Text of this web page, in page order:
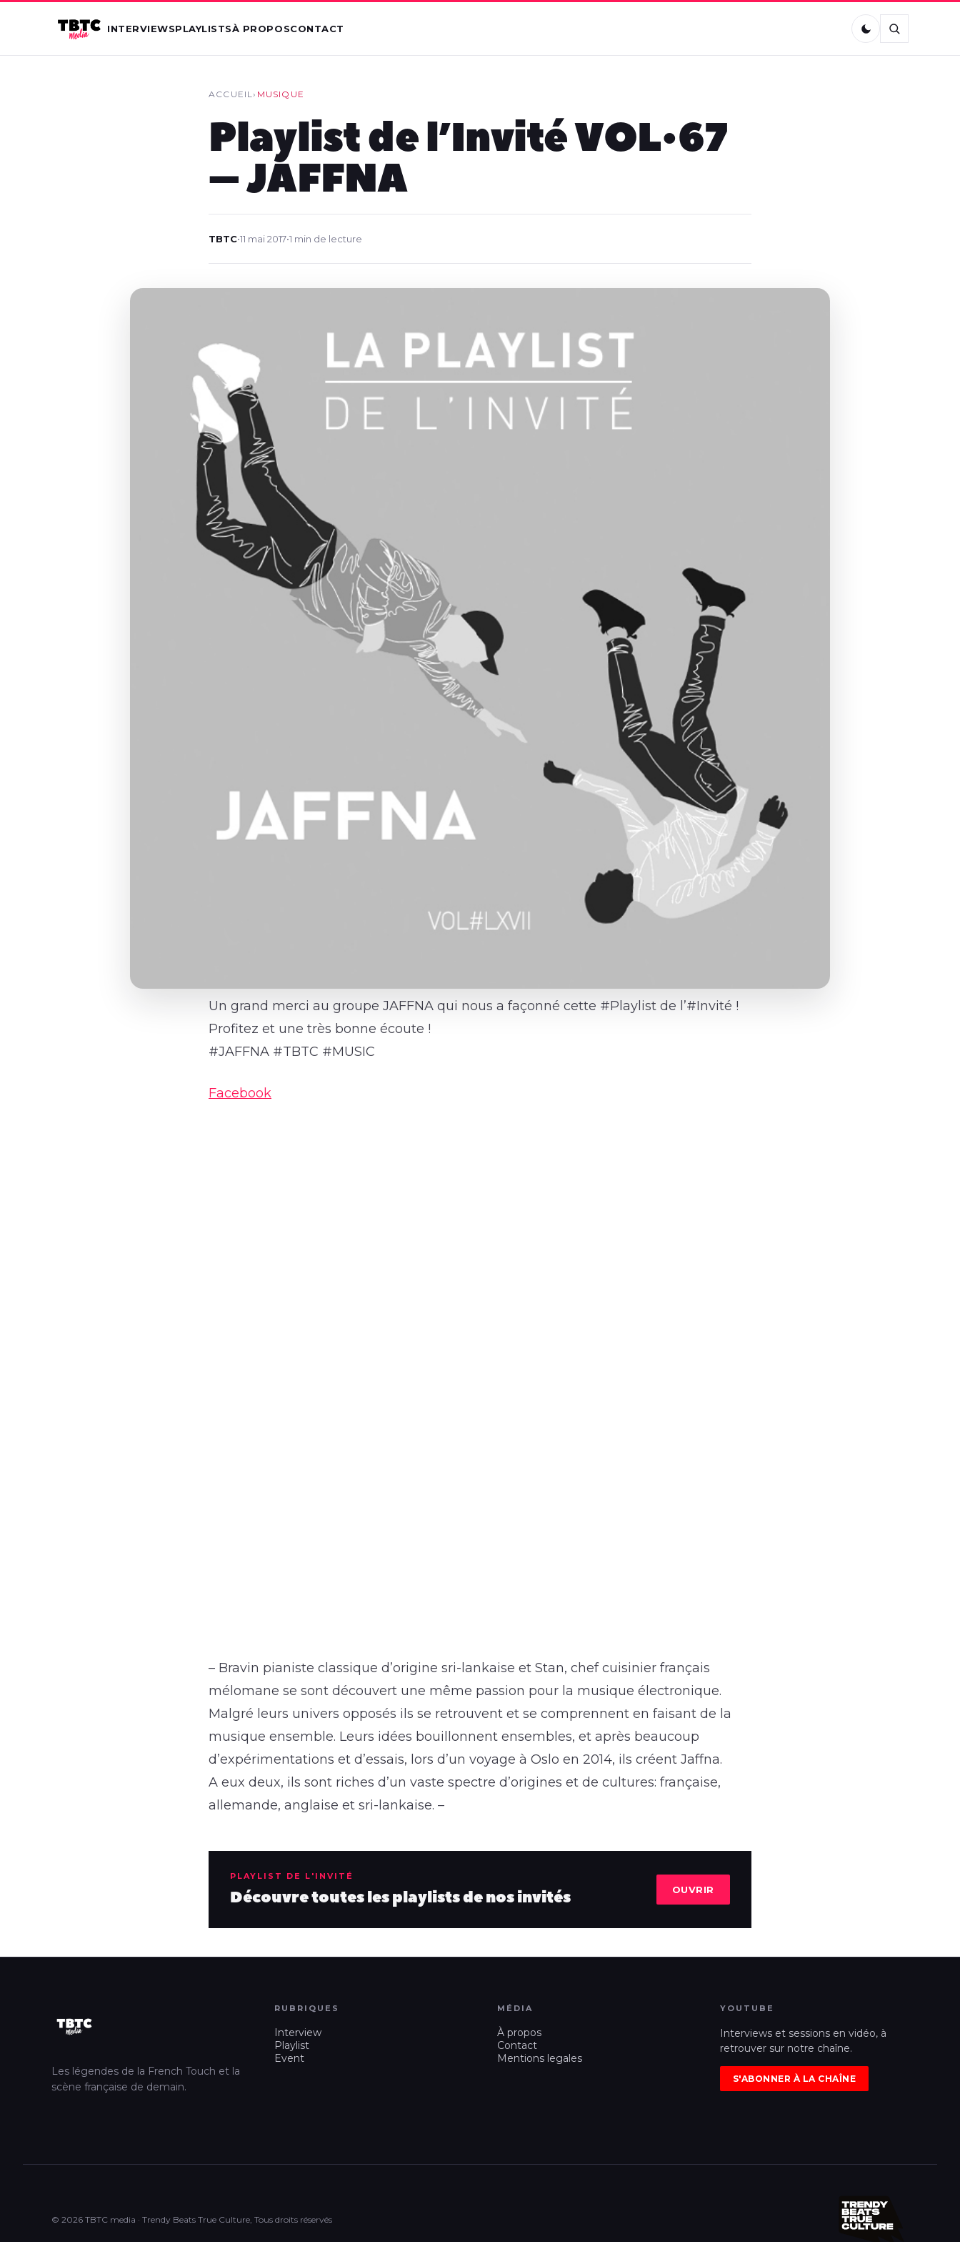
INTERVIEWSPLAYLISTSÀ PROPOSCONTACT
ACCUEIL› MUSIQUE
Playlist de l’Invité VOL•67
– JAFFNA
TBTC•11 mai 2017•1 min de lecture
Un grand merci au groupe JAFFNA qui nous a façonné cette #Playlist de l’#Invité !
Profitez et une très bonne écoute !
#JAFFNA #TBTC #MUSIC
Facebook
– Bravin pianiste classique d’origine sri-lankaise et Stan, chef cuisinier français
mélomane se sont découvert une même passion pour la musique électronique.
Malgré leurs univers opposés ils se retrouvent et se comprennent en faisant de la
musique ensemble. Leurs idées bouillonnent ensembles, et après beaucoup
d’expérimentations et d’essais, lors d’un voyage à Oslo en 2014, ils créent Jaffna.
A eux deux, ils sont riches d’un vaste spectre d’origines et de cultures: française,
allemande, anglaise et sri-lankaise. –
PLAYLIST DE L'INVITÉ
Découvre toutes les playlists de nos invités OUVRIR
Les légendes de la French Touch et la
scène française de demain.
RUBRIQUES
Interview
Playlist
Event
MÉDIA
À propos
Contact
Mentions legales
YOUTUBE
Interviews et sessions en vidéo, à
retrouver sur notre chaîne.
S'ABONNER À LA CHAÎNE
© 2026 TBTC media · Trendy Beats True Culture, Tous droits réservés